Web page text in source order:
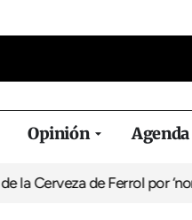
Opinión Agenda
Ferrol por ‘normalizar’ el